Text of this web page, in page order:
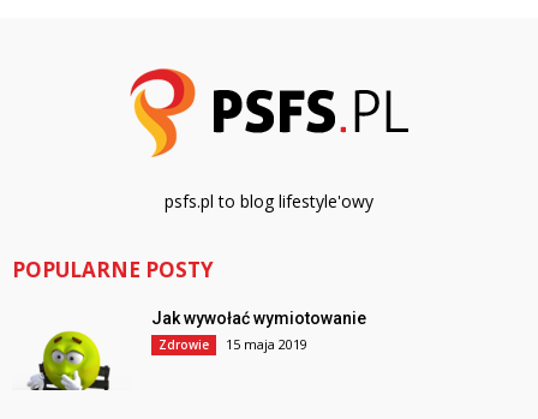
psfs.pl to blog lifestyle'owy
POPULARNE POSTY
Jak wywołać wymiotowanie
Zdrowie 15 maja 2019